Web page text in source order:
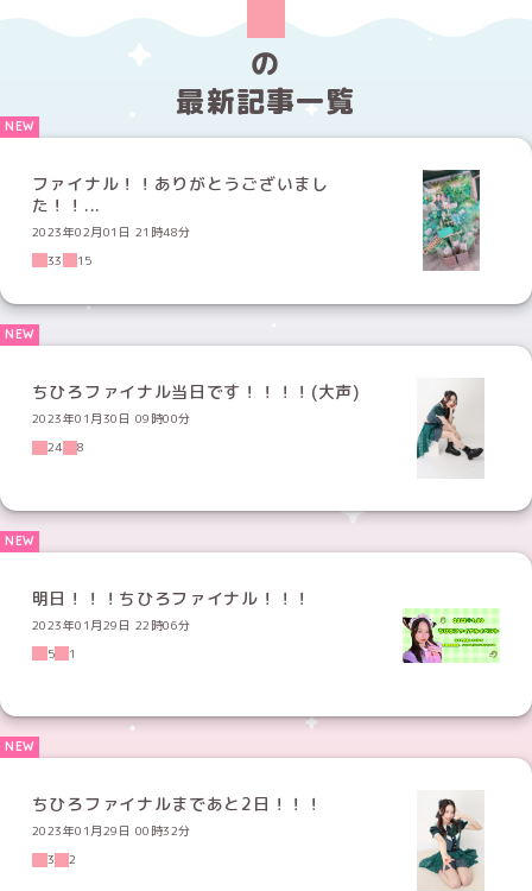
の
最新記事一覧
ファイナル！！ありがとうございまし
た！！...
2023年02月01日 21時48分
33
15
ちひろファイナル当日です！！！！(大声)
2023年01月30日 09時00分
24
8
明日！！！ちひろファイナル！！！
2023年01月29日 22時06分
5
1
ちひろファイナルまであと2日！！！
2023年01月29日 00時32分
3
2